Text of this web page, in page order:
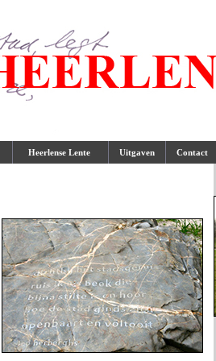
Heerlense Lente Uitgaven Contact